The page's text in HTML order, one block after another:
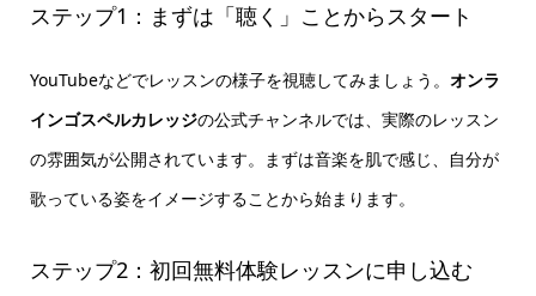
ステップ1：まずは「聴く」ことからスタート
YouTubeなどでレッスンの様子を視聴してみましょう。 オンラ
インゴスペルカレッジの公式チャンネルでは、実際のレッスン
の雰囲気が公開されています。まずは音楽を肌で感じ、自分が
歌っている姿をイメージすることから始まります。
ステップ2：初回無料体験レッスンに申し込む